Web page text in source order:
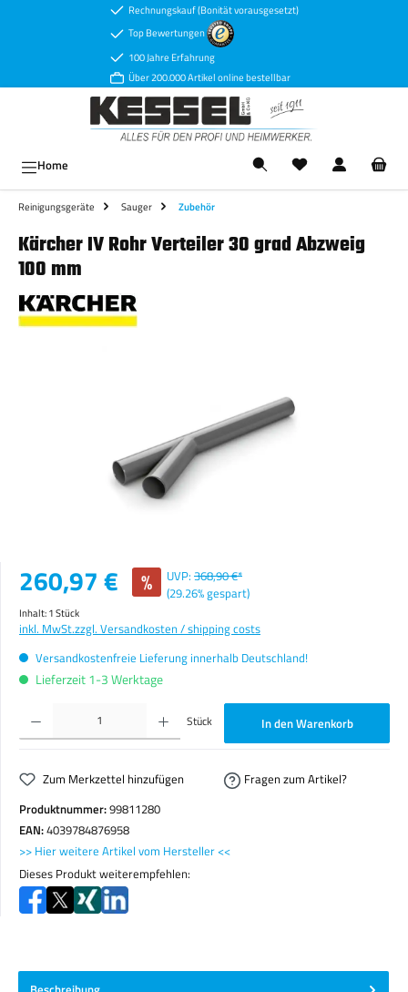
Zum Hauptinhalt springenRechnungskauf (Bonität vorausgesetzt)
Top Bewertungen
100 Jahre Erfahrung
Über 200.000 Artikel online bestellbar
Home
Reinigungsgeräte Sauger Zubehör
Kärcher IV Rohr Verteiler 30 grad Abzweig
100 mm
Verkaufspreis:
260,97 € % UVP: 368,90 €*
(29.26% gespart)
Inhalt:1 Stück
inkl. MwSt.zzgl. Versandkosten / shipping costs
Versandkostenfreie Lieferung innerhalb Deutschland!
Lieferzeit 1-3 Werktage
Produkt Anzahl: Gib den gewünschten Wert ein oder benutze die Schaltflächen um die Anzahl zu
Stück In den Warenkorb
Zum Merkzettel hinzufügen
Fragen zum Artikel?
Produktnummer:99811280
EAN:4039784876958
>> Hier weitere Artikel vom Hersteller <<
Dieses Produkt weiterempfehlen: